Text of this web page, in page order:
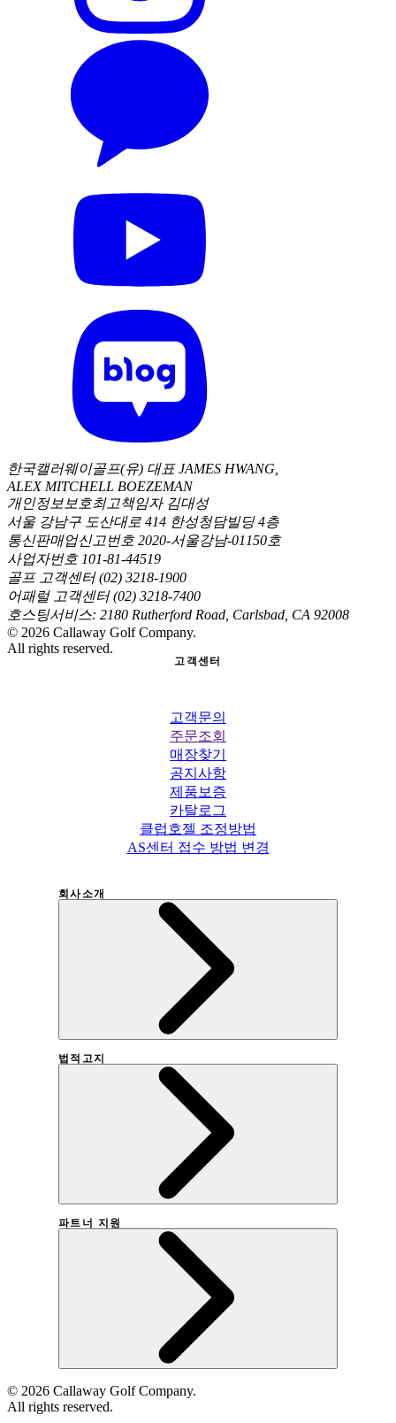
한국캘러웨이골프(유) 대표 JAMES HWANG,
ALEX MITCHELL BOEZEMAN
개인정보보호최고책임자 김대성
서울 강남구 도산대로 414 한성청담빌딩 4층
통신판매업신고번호 2020-서울강남-01150호
사업자번호 101-81-44519
골프 고객센터 (02) 3218-1900
어패럴 고객센터 (02) 3218-7400
호스팅서비스: 2180 Rutherford Road, Carlsbad, CA 92008
© 2026 Callaway Golf Company.
All rights reserved.
고객센터
고객문의
주문조회
매장찾기
공지사항
제품보증
카탈로그
클럽호젤 조정방법
AS센터 접수 방법 변경
회사소개
회사연혁
법적고지
이용약관
개인정보취급방침
파트너 지원
© 2026 Callaway Golf Company.
All rights reserved.